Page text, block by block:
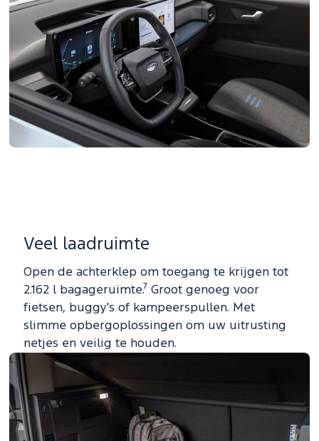
Veel laadruimte
Open de achterklep om toegang te krijgen tot
2.162 l bagageruimte.⁷ Groot genoeg voor
fietsen, buggy's of kampeerspullen. Met
slimme opbergoplossingen om uw uitrusting
netjes en veilig te houden.